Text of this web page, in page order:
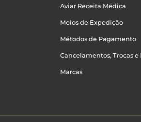
Aviar Receita Médica
Meios de Expedição
Métodos de Pagamento
Cancelamentos, Trocas e
Marcas